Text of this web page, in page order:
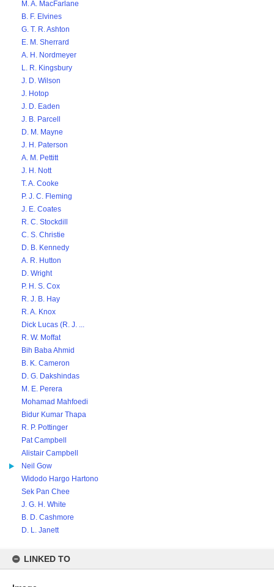
M. A. MacFarlane
B. F. Elvines
G. T. R. Ashton
E. M. Sherrard
A. H. Nordmeyer
L. R. Kingsbury
J. D. Wilson
J. Hotop
J. D. Eaden
J. B. Parcell
D. M. Mayne
J. H. Paterson
A. M. Pettitt
J. H. Nott
T. A. Cooke
P. J. C. Fleming
J. E. Coates
R. C. Stockdill
C. S. Christie
D. B. Kennedy
A. R. Hutton
D. Wright
P. H. S. Cox
R. J. B. Hay
R. A. Knox
Dick Lucas (R. J. ...
R. W. Moffat
Bih Baba Ahmid
B. K. Cameron
D. G. Dakshindas
M. E. Perera
Mohamad Mahfoedi
Bidur Kumar Thapa
R. P. Pottinger
Pat Campbell
Alistair Campbell
Neil Gow
Widodo Hargo Hartono
Sek Pan Chee
J. G. H. White
B. D. Cashmore
D. L. Janett
LINKED TO